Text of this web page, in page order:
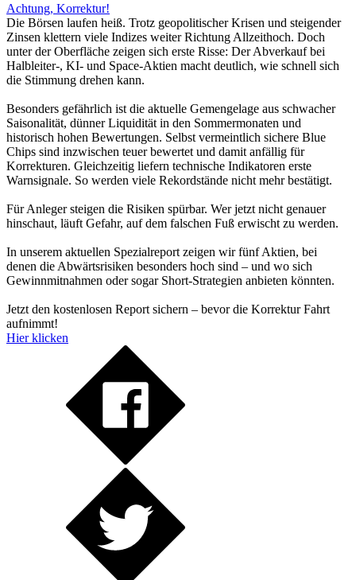
Achtung, Korrektur!
Die Börsen laufen heiß. Trotz geopolitischer Krisen und steigender
Zinsen klettern viele Indizes weiter Richtung Allzeithoch. Doch
unter der Oberfläche zeigen sich erste Risse: Der Abverkauf bei
Halbleiter-, KI- und Space-Aktien macht deutlich, wie schnell sich
die Stimmung drehen kann.
Besonders gefährlich ist die aktuelle Gemengelage aus schwacher
Saisonalität, dünner Liquidität in den Sommermonaten und
historisch hohen Bewertungen. Selbst vermeintlich sichere Blue
Chips sind inzwischen teuer bewertet und damit anfällig für
Korrekturen. Gleichzeitig liefern technische Indikatoren erste
Warnsignale. So werden viele Rekordstände nicht mehr bestätigt.
Für Anleger steigen die Risiken spürbar. Wer jetzt nicht genauer
hinschaut, läuft Gefahr, auf dem falschen Fuß erwischt zu werden.
In unserem aktuellen Spezialreport zeigen wir fünf Aktien, bei
denen die Abwärtsrisiken besonders hoch sind – und wo sich
Gewinnmitnahmen oder sogar Short-Strategien anbieten könnten.
Jetzt den kostenlosen Report sichern – bevor die Korrektur Fahrt
aufnimmt!
Hier klicken